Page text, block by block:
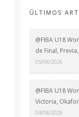
ÚLTIMOS
@FIBA U18
de Final, Previa,
05/08/2026
@FIBA U18
Victoria, Okafor
04/08/2026